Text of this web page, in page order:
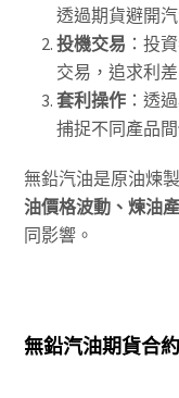
透過期貨避開
投機交易 ：投
交易，追求利差
套利操作 ：透
捕捉不同產品
無鉛汽油是原油煉
油價格波動、煉油
同影響。
無鉛汽油期貨合